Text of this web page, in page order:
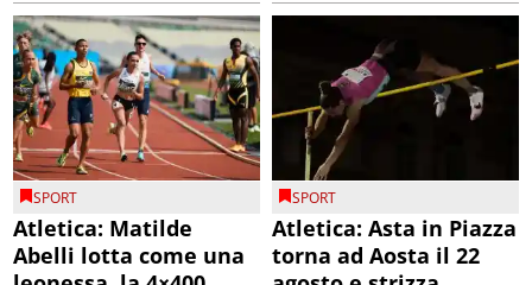
SPORT
Atletica: Matilde
Abelli lotta come una
SPORT
Atletica: Asta in Piazza
torna ad Aosta il 22